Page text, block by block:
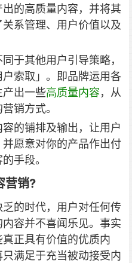
的高质量内容，并将其
系管理、用户价值以及
于其他用户引导策略，
索取」。即品牌运用各
出一些高质量内容，从
销方式。
的铺排及输出，让用户
愿意对你的产品作出付
手段。
营销?
的时代，用户对任何传
容并不喜闻乐见。事实
真正具有价值的优质内
满足于充当被动接受内